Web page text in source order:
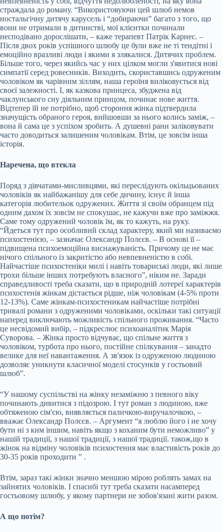
страждала до роману. “Використовуючи цей шлюб немов
ностальгічну дитячу карусель і “добираючи” багато з того, що
вони не отримали в дитинстві, мої клієнтки починали
несподівано дорослішати, – каже терапевт Патрік Карнес. –
Після двох років успішного шлюбу це були вже не ті тендітні і
емоційно вразливі люди і якими я злякалися. Дитячих проблем.
Більше того, через якийсь час у них цілком могли з'явитися нові
симпатії серед ровесників. Виходить, скориставшись одруженим
чоловіком як чарівним зіллям, наша героїня виліковується від
своєї залежності. І, як казкова принцеса, збуджена від
чаклунського сну діяльним принцом, починає нове життя.
Відтепер їй не потрібно, щоб стороння жінка підтвердила
значущість обраного героя, вийшовши за нього колись заміж, –
вона й сама це з успіхом зробить. А душевні рани заліковувати
часто доводиться залишеним чоловікам. Втім, це зовсім інша
історія.
Наречена, що втекла
Поряд з дівчатами-мисливцями, які переслідують окільцьованих
чоловіків як найбажанішу для себе дичину, існує й інша
категорія любительок одружених. Життя зі своїм обранцем під
одним дахом їх зовсім не спокушає, не кажучи вже про заміжжя.
Саме тому одружений чоловік їм, як то кажуть, на руку.
“Йдеться тут про особливий склад характеру, який ми називаємо
психостенією, – зазначає Олександр Полєєв. – В основі її –
підвищена психоемоційна виснажуваність. Причому це не має
нічого спільного із закритістю або невпевненістю в собі.
Найчастіше психостеніки милі і навіть товариські люди, які лише
трохи більше інших потребують власного”, ніким не. Заради
справедливості треба сказати, що в природній лотереї характерів
психостенія жінкам дістається рідше, ніж чоловікам (4-5% проти
12-13%). Саме жінкам-психостеникам найчастіше потрібні
тривалі романи з одруженими чоловіками, оскільки такі ситуації
наперед виключають можливість спільного проживання. “Часто
це несвідомий вибір, – підкреслює психоаналітик Марія
Суворова. – Жінка просто відчуває, що спільне життя з
чоловіком, турбота про нього, постійне спілкування – занадто
велике для неї навантаження. А зв'язок із одруженою людиною
дозволяє уникнути класичної моделі стосунків у гостьовий
шлюб”.
“У нашому суспільстві на жінку незаміжню з певного віку
починають дивитися з підозрою. І тут роман з людиною, вже
обтяженою сім'єю, виявляється паличкою-виручалочкою, –
вважає Олександр Полєєв. – Аргумент “я люблю його і не хочу
бути ні з ким іншим, навіть якщо з коханим бути неможливо” у
нашій традиції, з нашої традиції, з нашої традиції. також,що в
жінок на відміну чоловіків психостения має властивість років до
30-35 років проходити ” .
Втім, зараз такі жінки значно меншою мірою роблять замах на
зайнятих чоловіків. І спасибі тут треба сказати насамперед
гостьовому шлюбу, у якому партнери не зобов'язані жити разом.
А що потім?